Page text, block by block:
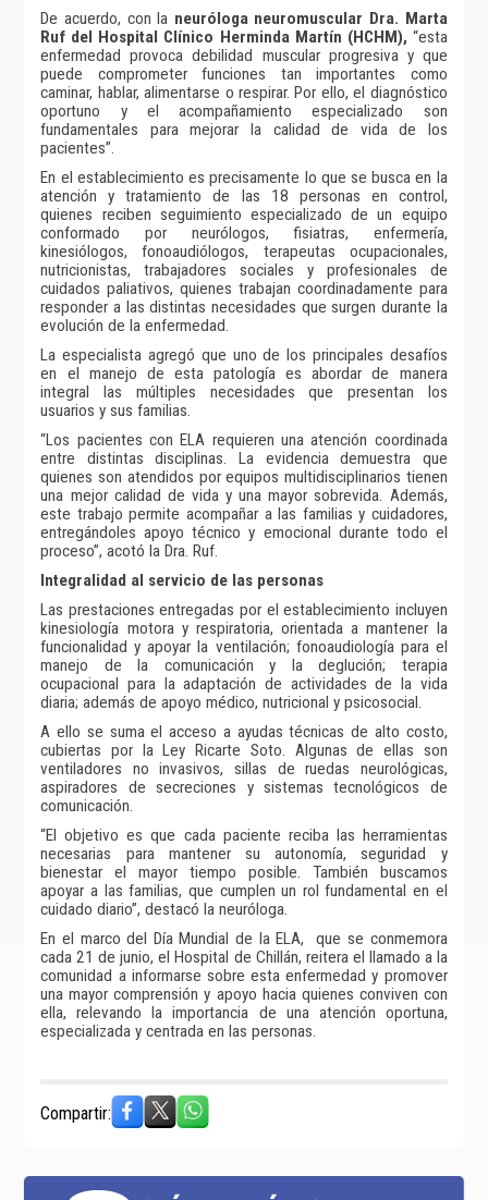
De acuerdo, con la neuróloga neuromuscular Dra. Marta
Ruf del Hospital Clínico Herminda Martín (HCHM), “esta
enfermedad provoca debilidad muscular progresiva y que
puede comprometer funciones tan importantes como
caminar, hablar, alimentarse o respirar. Por ello, el diagnóstico
oportuno y el acompañamiento especializado son
fundamentales para mejorar la calidad de vida de los
pacientes”.
En el establecimiento es precisamente lo que se busca en la
atención y tratamiento de las 18 personas en control,
quienes reciben seguimiento especializado de un equipo
conformado por neurólogos, fisiatras, enfermería,
kinesiólogos, fonoaudiólogos, terapeutas ocupacionales,
nutricionistas, trabajadores sociales y profesionales de
cuidados paliativos, quienes trabajan coordinadamente para
responder a las distintas necesidades que surgen durante la
evolución de la enfermedad.
La especialista agregó que uno de los principales desafíos
en el manejo de esta patología es abordar de manera
integral las múltiples necesidades que presentan los
usuarios y sus familias.
“Los pacientes con ELA requieren una atención coordinada
entre distintas disciplinas. La evidencia demuestra que
quienes son atendidos por equipos multidisciplinarios tienen
una mejor calidad de vida y una mayor sobrevida. Además,
este trabajo permite acompañar a las familias y cuidadores,
entregándoles apoyo técnico y emocional durante todo el
proceso”, acotó la Dra. Ruf.
Integralidad al servicio de las personas
Las prestaciones entregadas por el establecimiento incluyen
kinesiología motora y respiratoria, orientada a mantener la
funcionalidad y apoyar la ventilación; fonoaudiología para el
manejo de la comunicación y la deglución; terapia
ocupacional para la adaptación de actividades de la vida
diaria; además de apoyo médico, nutricional y psicosocial.
A ello se suma el acceso a ayudas técnicas de alto costo,
cubiertas por la Ley Ricarte Soto. Algunas de ellas son
ventiladores no invasivos, sillas de ruedas neurológicas,
aspiradores de secreciones y sistemas tecnológicos de
comunicación.
“El objetivo es que cada paciente reciba las herramientas
necesarias para mantener su autonomía, seguridad y
bienestar el mayor tiempo posible. También buscamos
apoyar a las familias, que cumplen un rol fundamental en el
cuidado diario”, destacó la neuróloga.
En el marco del Día Mundial de la ELA, que se conmemora
cada 21 de junio, el Hospital de Chillán, reitera el llamado a la
comunidad a informarse sobre esta enfermedad y promover
una mayor comprensión y apoyo hacia quienes conviven con
ella, relevando la importancia de una atención oportuna,
especializada y centrada en las personas.
Compartir: